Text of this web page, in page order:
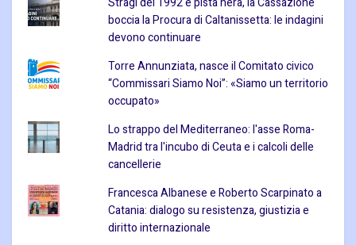
boccia la Procura di Caltanissetta: le indagini
devono continuare
Torre Annunziata, nasce il Comitato civico
“Commissari Siamo Noi”: «Siamo un territorio
occupato»
Lo strappo del Mediterraneo: l'asse Roma-
Madrid tra l'incubo di Ceuta e i calcoli delle
cancellerie
Francesca Albanese e Roberto Scarpinato a
Catania: dialogo su resistenza, giustizia e
diritto internazionale